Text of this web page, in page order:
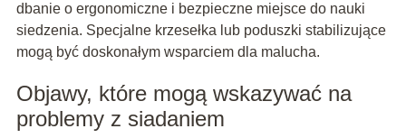
dbanie o ergonomiczne i bezpieczne miejsce do nauki
siedzenia. Specjalne krzesełka lub poduszki stabilizujące
mogą być doskonałym wsparciem dla malucha.
Objawy, które mogą wskazywać na
problemy z siadaniem